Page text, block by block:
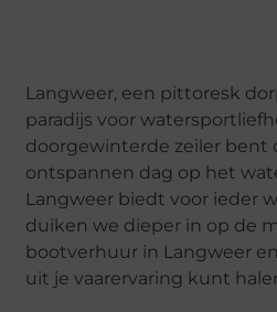
Langweer, een pittoresk
paradijs voor
doorgewinterde zeiler bent
ontspannen dag op het
Langweer biedt voor ieder
duiken we dieper in op de
bootverhuur in Langweer
uit je vaarervaring kunt